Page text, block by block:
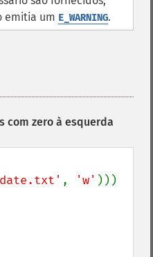
emitia um E_WARNING.
com zero à esquerda
, 'w' )))